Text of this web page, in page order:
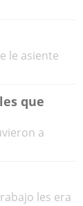
le asiente
que
a
les era